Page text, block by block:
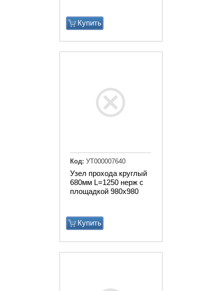
Купить
Узел прохода круглый
680мм L=1250 нерж с
площадкой 980х980
Купить
Код: УТ000007640